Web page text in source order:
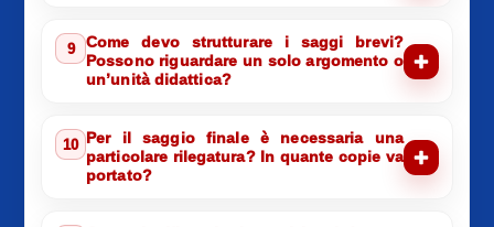
9
Come devo strutturare i saggi brevi?
Possono riguardare un solo argomento o
un’unità didattica?
10 Per il saggio finale è necessaria una
particolare rilegatura? In quante copie va
portato?